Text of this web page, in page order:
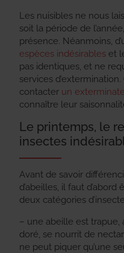
Les nuisibles ne nous
soit la période de
présence. Néanmoins,
espèces indésirables et
pas identiques, et ne
services
contacter un
connaître leur
Le printemps, le
insectes
Avant de savoir
d’abeilles, il faut
deux catégories
– une abeille est
doré, se nourrit de
ne peut piquer qu’une